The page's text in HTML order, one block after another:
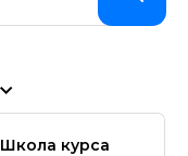
Школа курса